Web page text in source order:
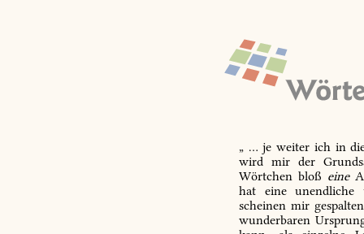
„ … je weiter ich in
wird mir der
Wörtchen bloß eine
hat eine unendliche
scheinen mir
wunderbaren